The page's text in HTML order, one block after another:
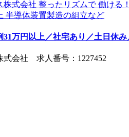
31万円以上／社宅あり／土日休み
式会社 求人番号：1227452